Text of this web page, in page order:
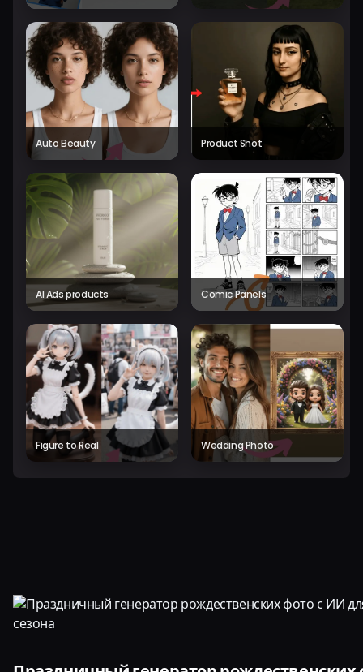
Auto Beauty Product Shot
AI Ads products Comic Panels
Figure to Real Wedding Photo